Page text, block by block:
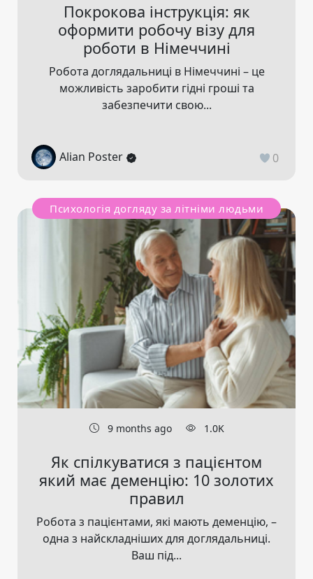
Покрокова інструкція: як
оформити робочу візу для
роботи в Німеччині
Робота доглядальниці в Німеччині – це
можливість заробити гідні гроші та
забезпечити свою...
Alian Poster 0
Психологія догляду за літніми людьми
9 months ago 1.0K
Як спілкуватися з пацієнтом
який має деменцію: 10 золотих
правил
Робота з пацієнтами, які мають деменцію, –
одна з найскладніших для доглядальниці.
Ваш під...